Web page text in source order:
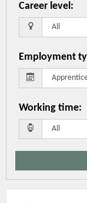
Career level:
Employment
Working time: